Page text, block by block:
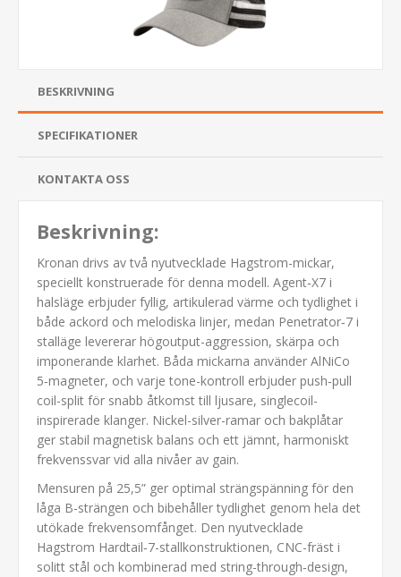
BESKRIVNING
SPECIFIKATIONER
KONTAKTA OSS
Beskrivning:
Kronan drivs av två nyutvecklade Hagstrom-mickar,
speciellt konstruerade för denna modell. Agent‑X7 i
halsläge erbjuder fyllig, artikulerad värme och tydlighet i
både ackord och melodiska linjer, medan Penetrator‑7 i
stalläge levererar högoutput-aggression, skärpa och
imponerande klarhet. Båda mickarna använder AlNiCo
5‑magneter, och varje tone-kontroll erbjuder push‑pull
coil-split för snabb åtkomst till ljusare, singlecoil-
inspirerade klanger. Nickel-silver-ramar och bakplåtar
ger stabil magnetisk balans och ett jämnt, harmoniskt
frekvenssvar vid alla nivåer av gain.
Mensuren på 25,5” ger optimal strängspänning för den
låga B-strängen och bibehåller tydlighet genom hela det
utökade frekvensomfånget. Den nyutvecklade
Hagstrom Hardtail‑7-stallkonstruktionen, CNC-fräst i
solitt stål och kombinerad med string-through‑design,